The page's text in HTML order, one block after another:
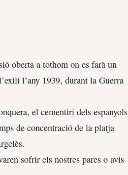
oberta a tothom on es farà un
l’any 1939, durant la Guerra
el cementiri dels espanyols
de concentració de la platja
sofrir els nostres pares o avis